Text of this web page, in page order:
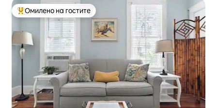
Меѓу најуспешните „Омилени на гостите“
Омилено на гостите